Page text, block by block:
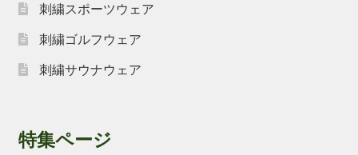
刺繍スポーツウェア
刺繍ゴルフウェア
刺繍サウナウェア
特集ページ